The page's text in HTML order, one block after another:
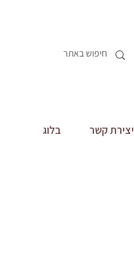
יצירת קשר בלוג